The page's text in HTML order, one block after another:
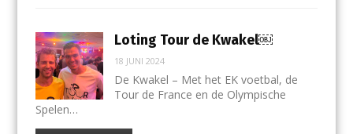
Loting Tour de Kwakel￼
18 JUNI 2024
De Kwakel – Met het EK voetbal, de
Tour de France en de Olympische
Spelen…